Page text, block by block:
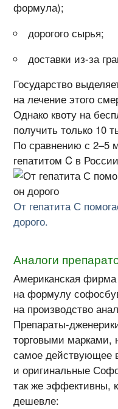
формула);
дорогого сырья;
доставки из-за
Государство
на лечение этого
Однако квоту на
получить только 10
По сравнению с 2–5
гепатитом C в
От гепатита С
дорого.
Аналоги
Американская фирма
на формулу
на производство
Препараты-
торговыми марками,
самое действующее
и оригинальные
так же эффективны,
дешевле: